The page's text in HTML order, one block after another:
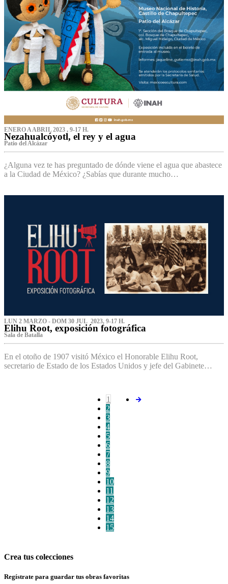
ENERO A ABRIL 2023 , 9-17 H.
Nezahualcóyotl, el rey y el agua
Patio del Alcázar
¿Alguna vez te has preguntado de dónde viene el agua que abastece
a la Ciudad de México? ¿Sabías que durante mucho…
LUN 2 MARZO - DOM 30 JUL 2023, 9-17 H.
Elihu Root, exposición fotográfica
Sala de Batalla
En el otoño de 1907 visitó México el Honorable Elihu Root,
secretario de Estado de los Estados Unidos y jefe del Gabinete…
1
2
3
4
5
6
7
8
9
10
11
12
13
14
15
Crea tus colecciones
Regístrate para guardar tus obras favoritas